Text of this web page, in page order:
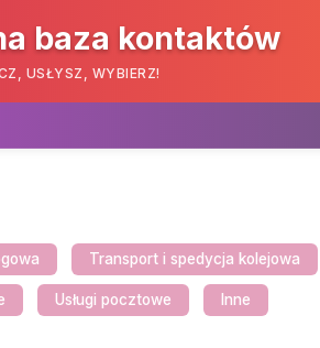
baza kontaktów
USŁYSZ, WYBIERZ!
Transport i spedycja kolejowa
Usługi pocztowe Inne